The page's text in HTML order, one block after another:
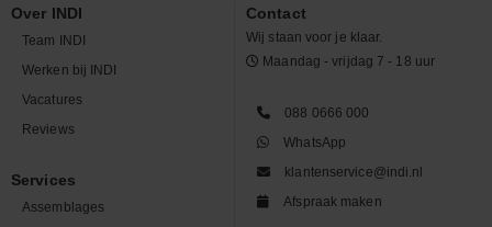
Over INDI
Team INDI
Werken bij INDI
Vacatures
Reviews
Services
Assemblages
Contact
Wij staan voor je klaar.
Maandag - vrijdag 7 - 18 uur
088 0666 000
WhatsApp
klantenservice@indi.nl
Afspraak maken